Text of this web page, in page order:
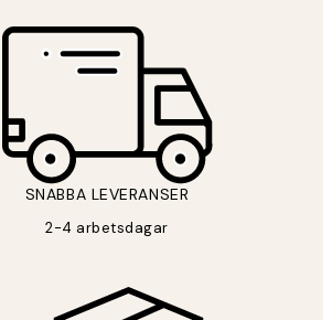
SNABBA LEVERANSER
2-4 arbetsdagar